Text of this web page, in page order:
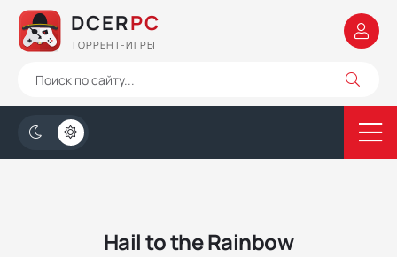
DCERPC
ТОРРЕНТ-ИГРЫ
Hail to the Rainbow